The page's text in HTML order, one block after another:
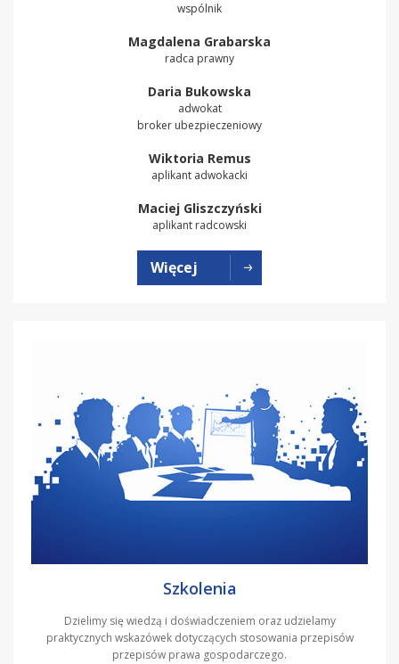
wspólnik
Magdalena Grabarska
radca prawny
Daria Bukowska
adwokat
broker ubezpieczeniowy
Wiktoria Remus
aplikant adwokacki
Maciej Gliszczyński
aplikant radcowski
Więcej
Szkolenia
Dzielimy się wiedzą i doświadczeniem oraz udzielamy
praktycznych wskazówek dotyczących stosowania przepisów
przepisów prawa gospodarczego.